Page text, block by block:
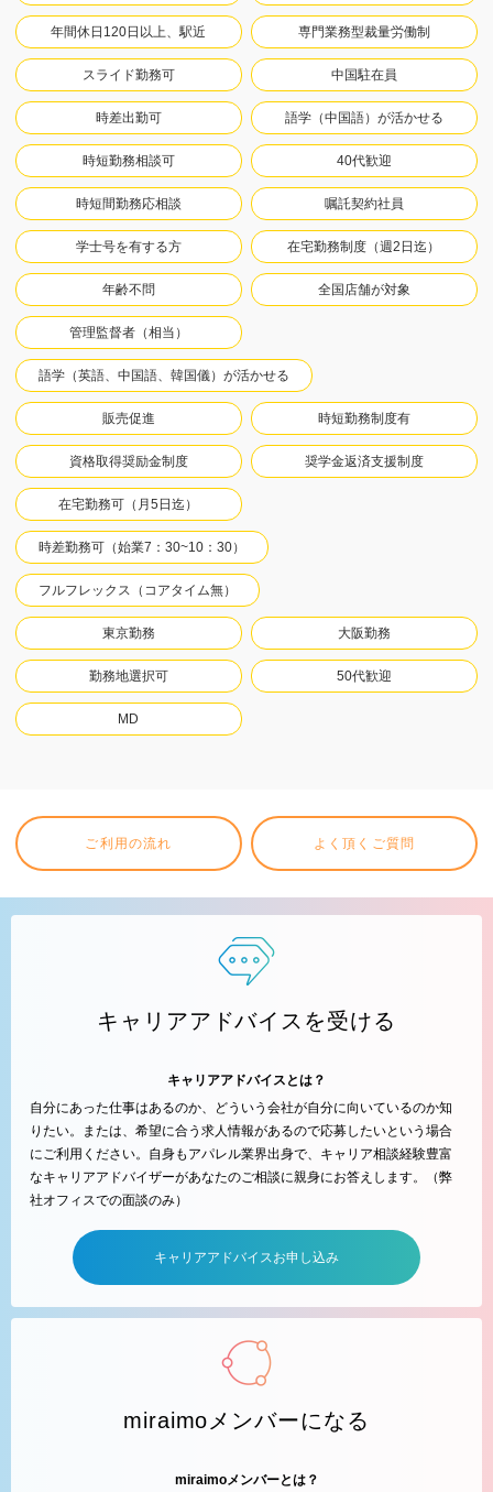
年間休日120日以上、駅近 専門業務型裁量労働制
スライド勤務可 中国駐在員
時差出勤可 語学（中国語）が活かせる
時短勤務相談可 40代歓迎
時短間勤務応相談 嘱託契約社員
学士号を有する方 在宅勤務制度（週2日迄）
年齢不問 全国店舗が対象
管理監督者（相当）
語学（英語、中国語、韓国儀）が活かせる
販売促進 時短勤務制度有
資格取得奨励金制度 奨学金返済支援制度
在宅勤務可（月5日迄）
時差勤務可（始業7：30~10：30）
フルフレックス（コアタイム無）
東京勤務 大阪勤務
勤務地選択可 50代歓迎
MD
ご利用の流れ よく頂くご質問
キャリアアドバイスを受ける
キャリアアドバイスとは？
自分にあった仕事はあるのか、どういう会社が自分に向いているのか知
りたい。または、希望に合う求人情報があるので応募したいという場合
にご利用ください。自身もアパレル業界出身で、キャリア相談経験豊富
なキャリアアドバイザーがあなたのご相談に親身にお答えします。（弊
社オフィスでの面談のみ）
キャリアアドバイスお申し込み
miraimoメンバーになる
miraimoメンバーとは？